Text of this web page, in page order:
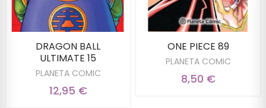
DRAGON BALL
ULTIMATE 15
PLANETA COMIC
12,95 €
ONE PIECE 89
PLANETA COMIC
8,50 €